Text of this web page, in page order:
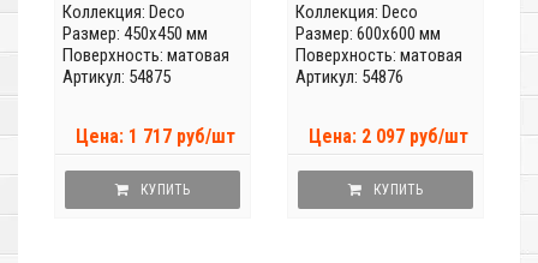
Коллекция: Deco
Размер: 450x450 мм
Поверхность: матовая
Артикул: 54875
Цена: 1 717 руб/шт
КУПИТЬ
Коллекция: Deco
Размер: 600x600 мм
Поверхность: матовая
Артикул: 54876
Цена: 2 097 руб/шт
КУПИТЬ